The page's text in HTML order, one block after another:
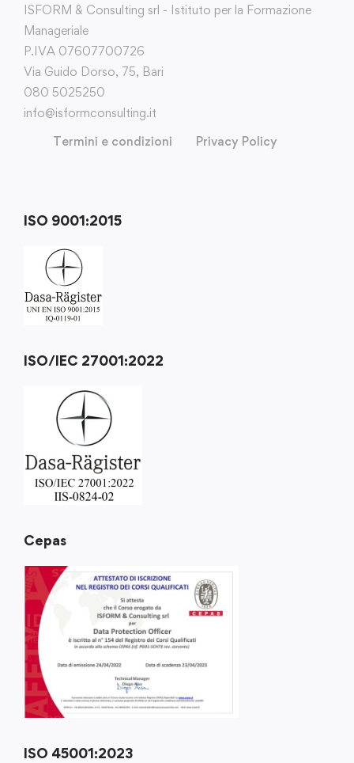
ISFORM & Consulting srl - Istituto per la Formazione
Manageriale
P.IVA 07607700726
Via Guido Dorso, 75, Bari
080 5025250
info@isformconsulting.it
Termini e condizioni
Privacy Policy
ISO 9001:2015
ISO/IEC 27001:2022
Cepas
ISO 45001:2023